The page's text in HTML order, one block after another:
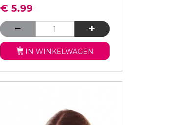
€ 5.99
IN WINKELWAGEN